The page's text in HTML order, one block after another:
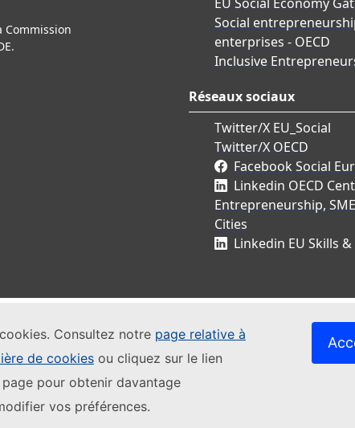
Consultez notre page relative à
de cookies ou cliquez sur le lien
pour obtenir davantage
vos préférences.
Commission
Social
enterprises - OECD
Inclusive
Réseaux sociaux
Twitter/X EU_Social
Twitter/X OECD
Facebook Social
Linkedin OECD
Entrepreneurship,
Cities
Linkedin EU Skills